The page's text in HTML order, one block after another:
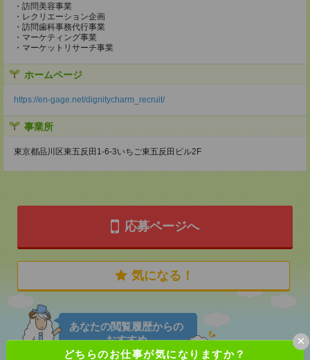
どちらのお仕事が気になりますか？
×
・訪問美容事業
・レクリエーション企画
・訪問歯科事務代行事業
・マーケティング事業
・マーケットリサーチ事業
ホームページ
https://en-gage.net/dignitycharm_recruit/
事業所
東京都品川区東五反田1-6-3いちご東五反田ビル2F
応募ページへ
気になる！
あなたの閲覧履歴からの
おすすめ